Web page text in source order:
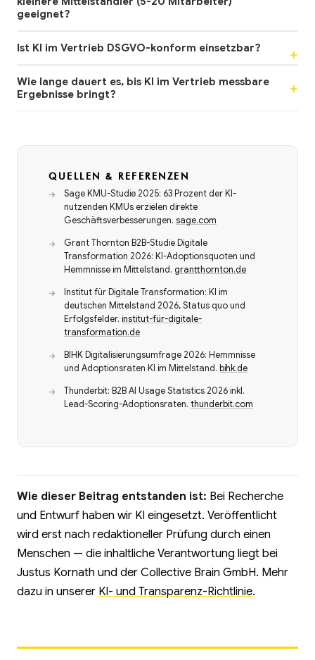
geeignet?
Ist KI im Vertrieb DSGVO-konform einsetzbar?
Wie lange dauert es, bis KI im Vertrieb messbare
Ergebnisse bringt?
QUELLEN & REFERENZEN
Sage KMU-Studie 2025: 63 Prozent der KI-
nutzenden KMUs erzielen direkte
Geschäftsverbesserungen. sage.com
Grant Thornton B2B-Studie Digitale
Transformation 2026: KI-Adoptionsquoten und
Hemmnisse im Mittelstand. grantthornton.de
Institut für Digitale Transformation: KI im
deutschen Mittelstand 2026, Status quo und
Erfolgsfelder. institut-für-digitale-
transformation.de
BIHK Digitalisierungsumfrage 2026: Hemmnisse
und Adoptionsraten KI im Mittelstand. bihk.de
Thunderbit: B2B AI Usage Statistics 2026 inkl.
Lead-Scoring-Adoptionsraten. thunderbit.com
Wie dieser Beitrag entstanden ist: Bei Recherche
und Entwurf haben wir KI eingesetzt. Veröffentlicht
wird erst nach redaktioneller Prüfung durch einen
Menschen — die inhaltliche Verantwortung liegt bei
Justus Kornath und der Collective Brain GmbH. Mehr
dazu in unserer KI- und Transparenz-Richtlinie.